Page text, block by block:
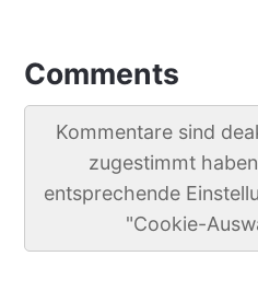
Comments
Kommentare sind
zugestimmt
entsprechende
"Cookie-